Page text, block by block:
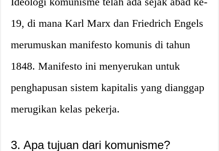
19, di mana Karl Marx dan Friedrich Engels
merumuskan manifesto komunis di tahun
1848. Manifesto ini menyerukan untuk
penghapusan sistem kapitalis yang dianggap
merugikan kelas pekerja.
3. Apa tujuan dari komunisme?